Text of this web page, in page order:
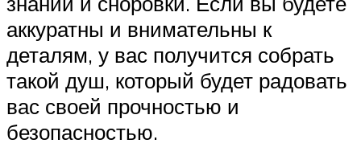
аккуратны и внимательны к
деталям, у вас получится собрать
такой душ, который будет радовать
вас своей прочностью и
безопасностью.